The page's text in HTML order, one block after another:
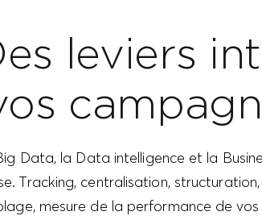
leviers
Data, la Data intelligence et la
Tracking, centralisation,
mesure de la performance de